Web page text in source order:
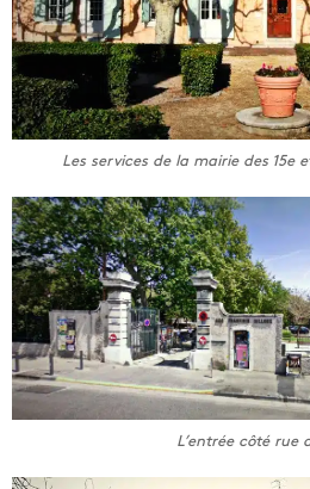
Les services de la mairie des 15e
L’entrée côté rue